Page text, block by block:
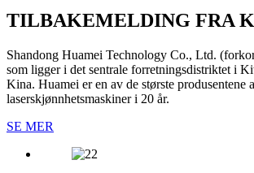
TILBAKEMELDING FRA
Shandong Huamei Technology Co., Ltd.
som ligger i det sentrale forretningsdistriktet i
Kina. Huamei er en av de største produsentene
laserskjønnhetsmaskiner i 20 år.
SE MER